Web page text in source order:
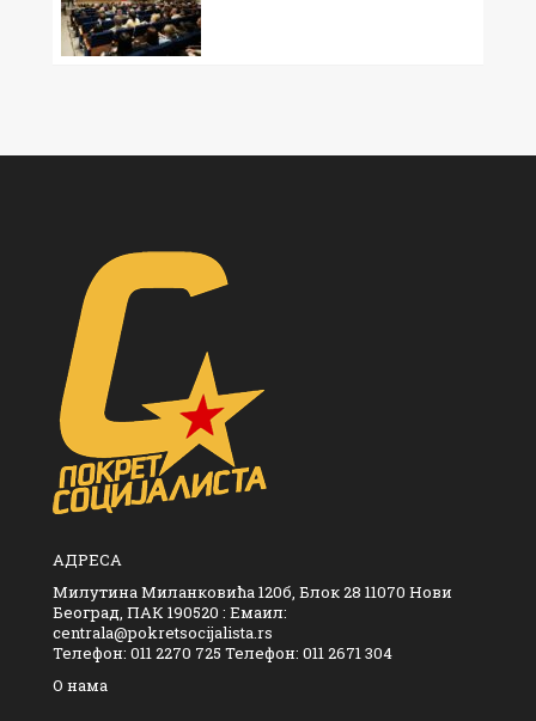
АДРЕСА
Милутина Миланковића 120б, Блок 28 11070 Нови
Београд, ПАК 190520 : Емаил:
centrala@pokretsocijalista.rs
Телефон: 011 2270 725 Телефон: 011 2671 304
О нама